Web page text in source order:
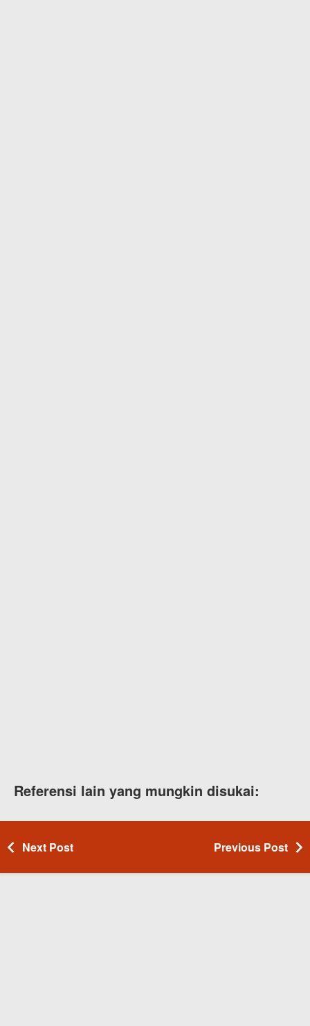
Referensi lain yang mungkin disukai:
Next Post Previous Post